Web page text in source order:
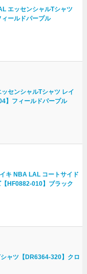
エッセンシャルTシャツ
ィールドパープル
センシャルTシャツ レイ
】フィールドパープル
キ NBA LAL コートサイド
HF0882-010】ブラック
ャツ【DR6364-320】クロ